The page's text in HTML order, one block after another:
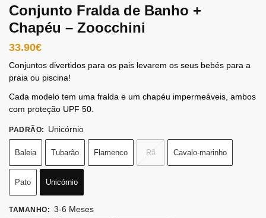
Conjunto Fralda de Banho +
Chapéu – Zoocchini
33.90€
Conjuntos divertidos para os pais levarem os seus bebés para a
praia ou piscina!
Cada modelo tem uma fralda e um chapéu impermeáveis, ambos
com proteção UPF 50.
PADRÃO: Unicórnio
Baleia Tubarão Flamenco Rã Cavalo-marinho
Pato Unicórnio
TAMANHO: 3-6 Meses